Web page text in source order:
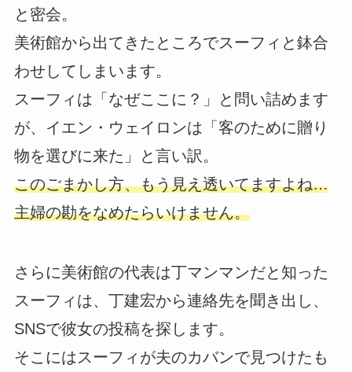
と密会。
美術館から出てきたところでスーフィと鉢合
わせしてしまいます。
スーフィは「なぜここに？」と問い詰めます
が、イエン・ウェイロンは「客のために贈り
物を選びに来た」と言い訳。
このごまかし方、もう見え透いてますよね…
主婦の勘をなめたらいけません。
さらに美術館の代表は丁マンマンだと知った
スーフィは、丁建宏から連絡先を聞き出し、
SNSで彼女の投稿を探します。
そこにはスーフィが夫のカバンで見つけたも